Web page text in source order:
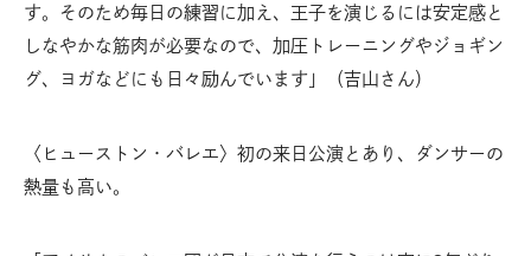
す。そのため毎日の練習に加え、王子を演じるには安定感と
しなやかな筋肉が必要なので、加圧トレーニングやジョギン
グ、ヨガなどにも日々励んでいます」（吉山さん）
〈ヒューストン・バレエ〉初の来日公演とあり、ダンサーの
熱量も高い。